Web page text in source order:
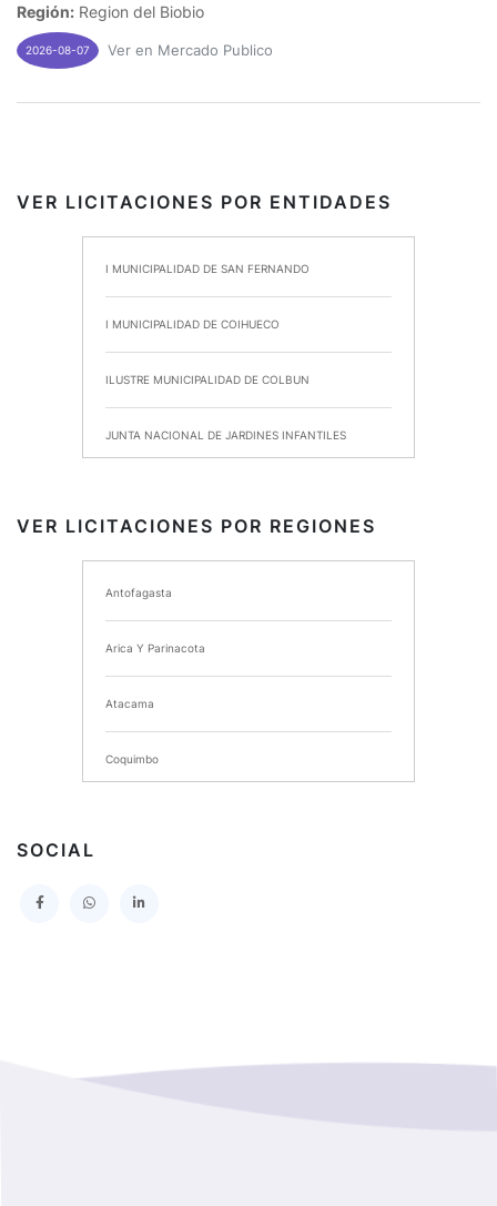
Región: Region del Biobio
2026-08-07 Ver en Mercado Publico
VER LICITACIONES POR ENTIDADES
I MUNICIPALIDAD DE SAN FERNANDO
I MUNICIPALIDAD DE COIHUECO
ILUSTRE MUNICIPALIDAD DE COLBUN
JUNTA NACIONAL DE JARDINES INFANTILES
I MUNICIPALIDAD DE CHIMBARONGO
INSTITUTO NACIONAL DE DEPORTES DE CHILE
SERVICIO DE SALUD DEL MAULE HOSPITAL DE
TALCA
I MUNICIPALIDAD DE PROVIDENCIA
SERVICIO DE SALUD TALCAHUANO HOSPITAL DE
GOBERNACION PROVINCIAL DE TALCA
VER LICITACIONES POR REGIONES
Antofagasta
Arica Y Parinacota
Atacama
Coquimbo
SOCIAL